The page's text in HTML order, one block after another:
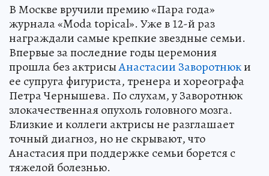
В Москве вручили премию «Пара года»
журнала «Moda topical». Уже в 12-й раз
награждали самые крепкие звездные семьи.
Впервые за последние годы церемония
прошла без актрисыАнастасии Заворотнюки
ее супруга фигуриста, тренера и хореографа
Петра Чернышева. По слухам, у Заворотнюк
злокачественная опухоль головного мозга.
Близкие и коллеги актрисы не разглашает
точный диагноз, но не скрывают, что
Анастасия при поддержке семьи борется с
тяжелой болезнью.